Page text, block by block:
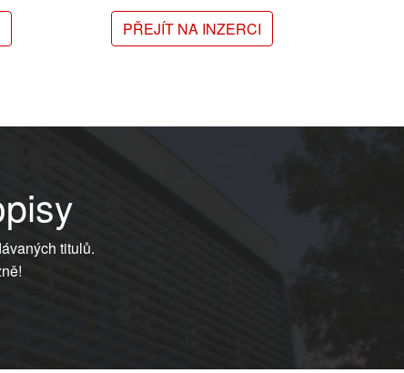
PŘEJÍT NA INZERCI
titulů.